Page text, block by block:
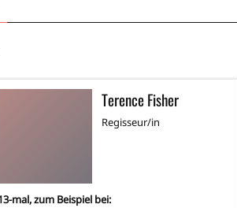
Terence Fisher
Regisseur/in
-mal, zum Beispiel bei: